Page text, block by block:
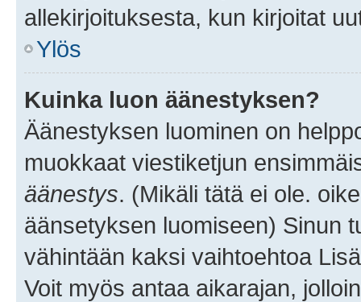
allekirjoituksesta, kun kirjoitat
Ylös
Kuinka luon äänestyksen?
Äänestyksen luominen on
muokkaat viestiketjun
äänestys. (Mikäli tätä ei ole.
äänsetyksen luomiseen) Sinun
vähintään kaksi vaihtoehtoa
Voit myös antaa aikarajan,